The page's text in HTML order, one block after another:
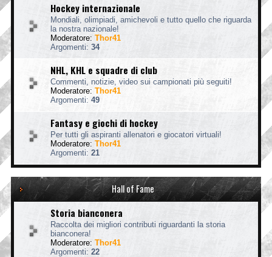
Hockey internazionale
Mondiali, olimpiadi, amichevoli e tutto quello che riguarda
la nostra nazionale!
Moderatore: Thor41
Argomenti: 34
NHL, KHL e squadre di club
Commenti, notizie, video sui campionati più seguiti!
Moderatore: Thor41
Argomenti: 49
Fantasy e giochi di hockey
Per tutti gli aspiranti allenatori e giocatori virtuali!
Moderatore: Thor41
Argomenti: 21
Hall of Fame
Storia bianconera
Raccolta dei migliori contributi riguardanti la storia
bianconera!
Moderatore: Thor41
Argomenti: 22